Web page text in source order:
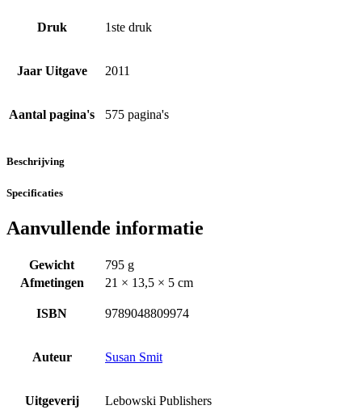
Druk 1ste druk
Jaar Uitgave 2011
Aantal pagina's 575 pagina's
Beschrijving
Specificaties
Aanvullende informatie
Gewicht
795 g
Afmetingen
21 × 13,5 × 5 cm
ISBN 9789048809974
Auteur Susan Smit
Uitgeverij Lebowski Publishers